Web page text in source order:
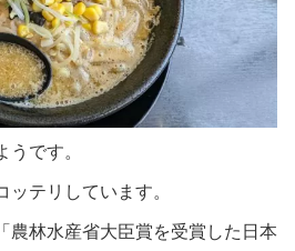
うです。
テリしています。
農林水産省大臣賞を受賞した日本